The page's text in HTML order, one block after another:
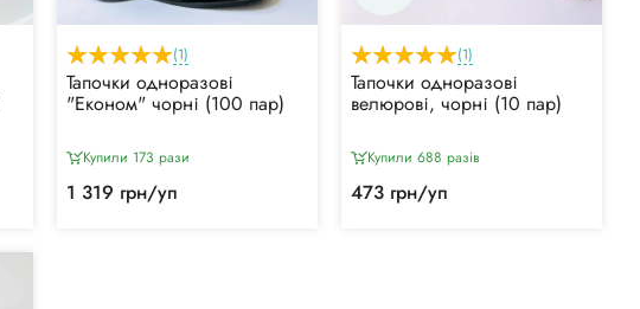
(1)
Тапочки одноразові
"Економ" чорні (100 пар)
Купили 173 рази
1 319 грн/уп
(1)
Тапочки одноразові
велюрові, чорні (10 пар)
Купили 688 разiв
473 грн/уп